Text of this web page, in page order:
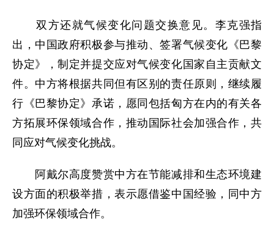
双方还就气候变化问题交换意见。李克强指
出，中国政府积极参与推动、签署气候变化《巴黎
协定》，制定并提交应对气候变化国家自主贡献文
件。中方将根据共同但有区别的责任原则，继续履
行《巴黎协定》承诺，愿同包括匈方在内的有关各
方拓展环保领域合作，推动国际社会加强合作，共
同应对气候变化挑战。
阿戴尔高度赞赏中方在节能减排和生态环境建
设方面的积极举措，表示愿借鉴中国经验，同中方
加强环保领域合作。